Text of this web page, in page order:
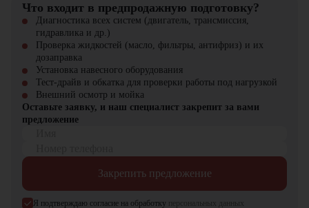
На строительных площадках для копки котлованов, траншей и
планировочных работ
В дорожном строительстве для подготовки оснований и
благоустройства территории
В коммунальном хозяйстве для обслуживания городской
инфраструктуры и уборки территорий
В сельском хозяйстве для погрузки и транспортировки сыпучих
материалов
В промышленности для выполнения погрузочно-разгрузочных
Почему стоит выбрать Komatsu WB93R-5E0?
Экскаватор-погрузчик Komatsu WB93R-5E0 – это оптимальное
сочетание мощности, надежности и универсальности. Модель
повышает производительность работы, снижает эксплуатационные
Что входит в предпродажную подготовку?
Диагностика всех систем (двигатель, трансмиссия,
гидравлика и др.)
Проверка жидкостей (масло, фильтры, антифриз) и их
дозаправка
Установка навесного оборудования
Тест-драйв и обкатка для проверки работы под нагрузкой
Внешний осмотр и мойка
Оставьте заявку, и наш специалист закрепит за вами
предложение
Закрепить предложение
Я подтверждаю согласие на обработку персональных данных